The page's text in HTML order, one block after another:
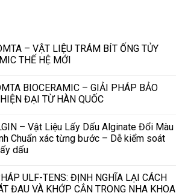
– VẬT LIỆU TRÁM BÍT ỐNG TỦY
THẾ HỆ MỚI
BIOCERAMIC – GIẢI PHÁP BẢO
ĐẠI TỪ HÀN QUỐC
– Vật Liệu Lấy Dấu Alginate Đổi Màu
Chuẩn xác từng bước – Dễ kiểm soát
dấu
ULF-TENS: ĐỊNH NGHĨA LẠI CÁCH
ĐAU VÀ KHỚP CẮN TRONG NHA KHOA